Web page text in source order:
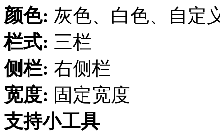
颜色: 灰色、白色、自定
栏式: 三栏
侧栏: 右侧栏
宽度: 固定宽度
支持小工具